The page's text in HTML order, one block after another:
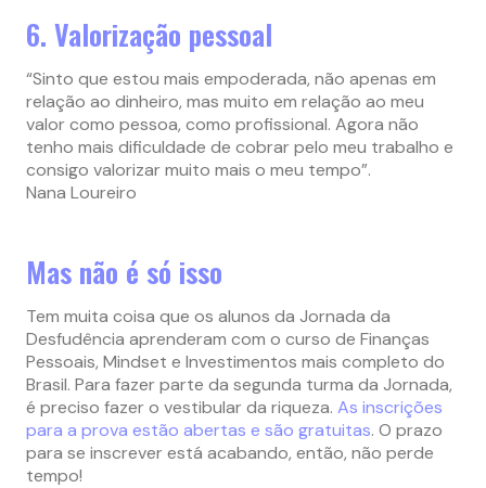
6. Valorização pessoal
“Sinto que estou mais empoderada, não apenas em
relação ao dinheiro, mas muito em relação ao meu
valor como pessoa, como profissional. Agora não
tenho mais dificuldade de cobrar pelo meu trabalho e
consigo valorizar muito mais o meu tempo”.
Nana Loureiro
Mas não é só isso
Tem muita coisa que os alunos da Jornada da
Desfudência aprenderam com o curso de Finanças
Pessoais, Mindset e Investimentos mais completo do
Brasil. Para fazer parte da segunda turma da Jornada,
é preciso fazer o vestibular da riqueza. As inscrições
para a prova estão abertas e são gratuitas. O prazo
para se inscrever está acabando, então, não perde
tempo!